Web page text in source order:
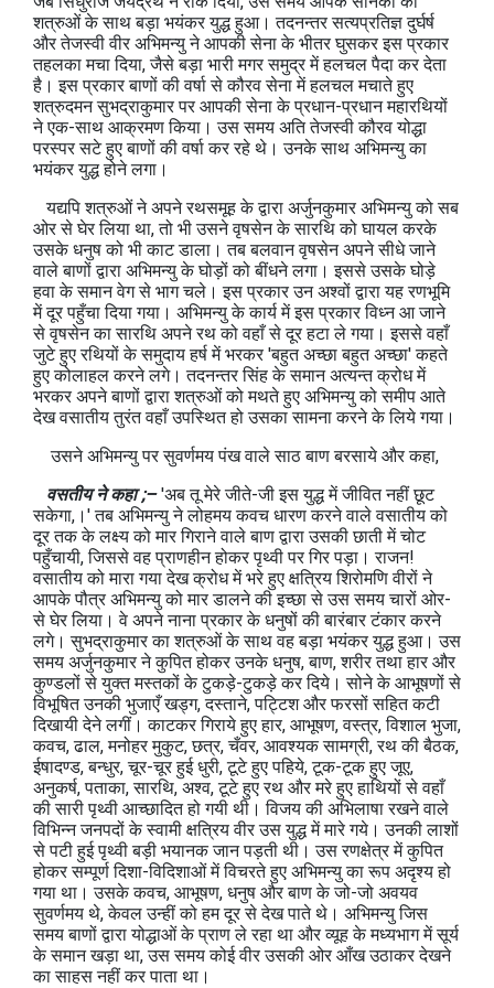
शत्रुओं के साथ बड़ा भयंकर युद्ध हुआ। तदनन्‍तर सत्‍यप्रतिज्ञ दुर्घर्ष
और तेजस्‍वी वीर अभिमन्‍यु ने आपकी सेना के भीतर घुसकर इस प्रकार
तहलका मचा दिया, जैसे बड़ा भारी मगर समुद्र में हलचल पैदा कर देता
है। इस प्रकार बाणों की वर्षा से कौरव सेना में हलचल मचाते हुए
शत्रुदमन सुभद्राकुमार पर आपकी सेना के प्रधान-प्रधान महारथियों
ने एक-साथ आक्रमण किया। उस समय अति तेजस्‍वी कौरव योद्धा
परस्‍पर सटे हुए बाणों की वर्षा कर रहे थे। उनके साथ अभिमन्‍यु का
भयंकर युद्ध होने लगा।
यद्यपि शत्रुओं ने अपने रथसमूह के द्वारा अर्जुनकुमार अभिमन्‍यु को सब
ओर से घेर लिया था, तो भी उसने वृषसेन के सारथि को घायल करके
उसके धनुष को भी काट डाला। तब बलवान वृषसेन अपने सीधे जाने
वाले बाणों द्वारा अभिमन्‍यु के घोड़ों को बींधने लगा। इससे उसके घोड़े
हवा के समान वेग से भाग चले। इस प्रकार उन अश्वों द्वारा यह रणभूमि
में दूर पहुँचा दिया गया। अभिमन्‍यु के कार्य में इस प्रकार विध्न आ जाने
से वृषसेन का सारथि अपने रथ को वहाँ से दूर हटा ले गया। इससे वहाँ
जुटे हुए रथियों के समुदाय हर्ष में भरकर 'बहुत अच्‍छा बहुत अच्‍छा' कहते
हुए कोलाहल करने लगे। तदनन्‍तर सिंह के समान अत्‍यन्‍त क्रोध में
भरकर अपने बाणों द्वारा शत्रुओं को मथते हुए अभिमन्‍यु को समीप आते
देख वसातीय तुरंत वहाँ उपस्थित हो उसका सामना करने के लिये गया।
उसने अभिमन्‍यु पर सुवर्णमय पंख वाले साठ बाण बरसाये और कहा,
वसतीय ने कहा ;–'अब तू मेरे जीते-जी इस युद्ध में जीवित नहीं छूट
सकेगा,।' तब अभिमन्‍यु ने लोहमय कवच धारण करने वाले वसातीय को
दूर तक के लक्ष्‍य को मार गिराने वाले बाण द्वारा उसकी छाती में चोट
पहुँचायी, जिससे वह प्राणहीन होकर पृथ्‍वी पर गिर पड़ा। राजन!
वसातीय को मारा गया देख क्रोध में भरे हुए क्षत्रिय शिरोमणि वीरों ने
आपके पौत्र अभिमन्‍यु को मार डालने की इच्‍छा से उस समय चारों ओर-
से घेर लिया। वे अपने नाना प्रकार के धनुषों की बारंबार टंकार करने
लगे। सुभद्राकुमार का शत्रुओं के साथ वह बड़ा भयंकर युद्ध हुआ। उस
समय अर्जुनकुमार ने कुपित होकर उनके धनुष, बाण, शरीर तथा हार और
कुण्‍डलों से युक्‍त मस्‍तकों के टुकड़े-टुकड़े कर दिये। सोने के आभूषणों से
विभूषित उनकी भुजाएँ खड्ग, दस्‍ताने, पट्टिश और फरसों सहित कटी
दिखायी देने लगीं। काटकर गिराये हुए हार, आभूषण, वस्‍त्र, विशाल भुजा,
कवच, ढाल, मनोहर मुकुट, छत्र, चँवर, आवश्‍यक सामग्री, रथ की बैठक,
ईषादण्ड, बन्‍धुर, चूर-चूर हुई धुरी, टूटे हुए पहिये, टूक-टूक हुए जूए,
अनुकर्ष, पताका, सारथि, अश्व, टूटे हुए रथ और मरे हुए हाथियों से वहाँ
की सारी पृथ्‍वी आच्‍छादित हो गयी थी। विजय की अभिलाषा रखने वाले
विभिन्‍न जनपदों के स्‍वामी क्षत्रिय वीर उस युद्ध में मारे गये। उनकी लाशों
से पटी हुई पृथ्‍वी बड़ी भयानक जान पड़ती थी। उस रणक्षेत्र में कुपित
होकर सम्‍पूर्ण दिशा-विदिशाओं में विचरते हुए अभिमन्‍यु का रूप अदृश्‍य हो
गया था। उसके कवच, आभूषण, धनुष और बाण के जो-जो अवयव
सुवर्णमय थे, केवल उन्‍हीं को हम दूर से देख पाते थे। अभिमन्‍यु जिस
समय बाणों द्वारा योद्धाओं के प्राण ले रहा था और व्‍यूह के मध्‍यभाग में सूर्य
के समान खड़ा था, उस समय कोई वीर उसकी ओर आँख उठाकर देखने
का साहस नहीं कर पाता था।